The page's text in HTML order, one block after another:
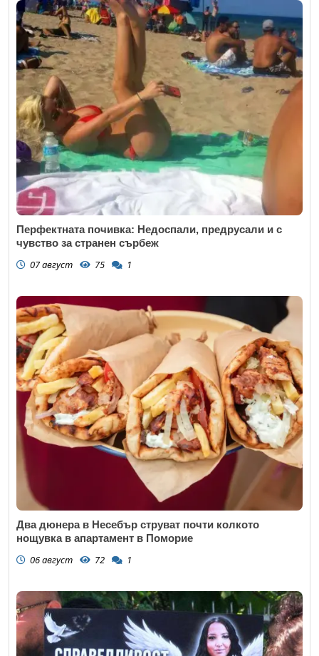
Перфектната почивка: Недоспали, предрусали и с
чувство за странен сърбеж
07 август 75 1
Два дюнера в Несебър струват почти колкото
нощувка в апартамент в Поморие
06 август 72 1